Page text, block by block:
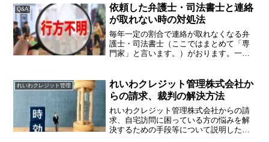
れていたりするので、架空請求を疑う方
がいらっしゃいますが、ニ...
Q&A
依頼した弁護士・司法書士と連絡
が取れない時の対処法
毎年一定の割合で連絡が取れなくなる弁
護士・司法書士（ここではまとめて「専
門家」と言います。）がおります。一昔
あり、私も何件かその事務所の事案を引
き継いだことがあります。...
れいわクレジット管理
れいわクレジット管理株式会社か
らの請求、裁判の解決方法
れいわクレジット管理株式会社からの請
求、自宅訪問に困っている方の悩みを解
決するための手段等について説明したい